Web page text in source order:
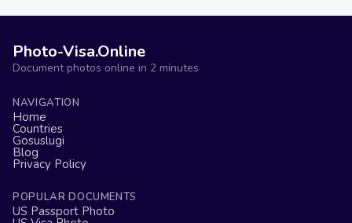
Photo-Visa.Online
Document photos online in 2 minutes
NAVIGATION
Home
Countries
Gosuslugi
Blog
Privacy Policy
POPULAR DOCUMENTS
US Passport Photo